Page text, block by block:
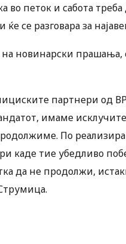
петок и сабота треба
разговара за
на новинарски
партнери од
имаме
По
каде тие убедливо
да не продолжи,